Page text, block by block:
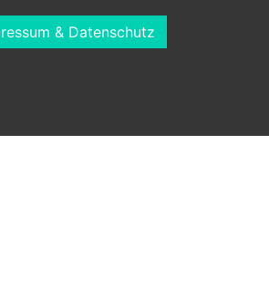
& Datenschutz